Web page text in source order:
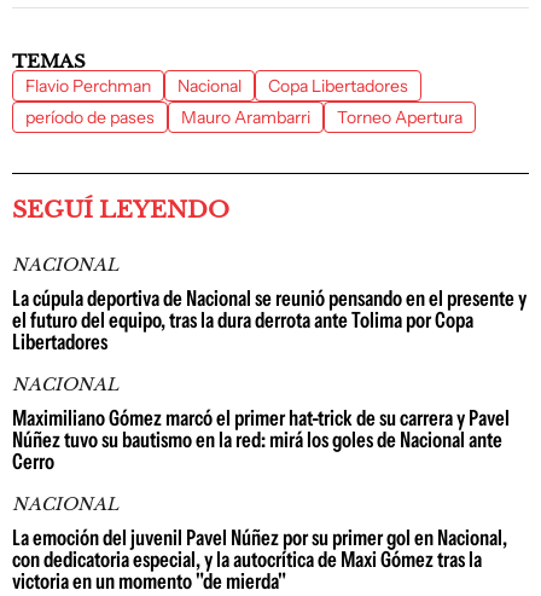
TEMAS
Flavio Perchman Nacional
Copa Libertadores
período de pases
Mauro Arambarri Torneo Apertura
SEGUÍ LEYENDO
NACIONAL
La cúpula deportiva de Nacional se reunió pensando en el presente y
el futuro del equipo, tras la dura derrota ante Tolima por Copa
Libertadores
NACIONAL
Maximiliano Gómez marcó el primer hat-trick de su carrera y Pavel
Núñez tuvo su bautismo en la red: mirá los goles de Nacional ante
Cerro
NACIONAL
La emoción del juvenil Pavel Núñez por su primer gol en Nacional,
con dedicatoria especial, y la autocrítica de Maxi Gómez tras la
victoria en un momento "de mierda"